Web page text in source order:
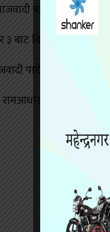
पार्टी (लोसपा)
३ बाट विजयी भएका
पार्टीका हरि
रामआधार कापरले १२